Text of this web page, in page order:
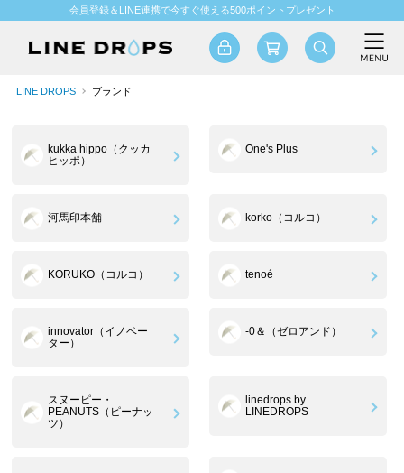
会員登録＆LINE連携で今すぐ使える500ポイントプレゼント
LINE DROPS ブランド
kukka hippo（クッカ
ヒッポ）
One's Plus
河馬印本舗 korko（コルコ）
KORUKO（コルコ） tenoé
innovator（イノベー
ター）
-0＆（ゼロアンド）
スヌーピー・
PEANUTS（ピーナッ
ツ）
linedrops by
LINEDROPS